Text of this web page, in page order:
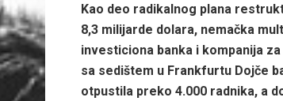
Kao deo radikalnog plana
8,3 milijarde dolara, nemačka
investiciona banka i kompanija
sa sedištem u Frankfurtu Dojče
otpustila preko 4.000 radnika, a